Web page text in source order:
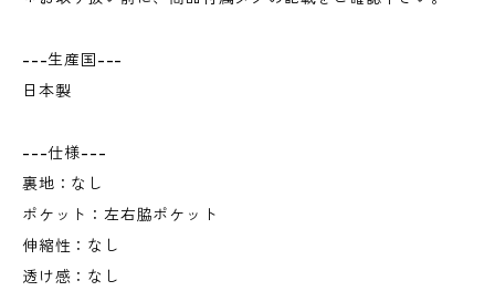
---生産国---
日本製
---仕様---
裏地：なし
ポケット：左右脇ポケット
伸縮性：なし
透け感：なし